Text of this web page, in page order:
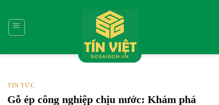
qua
nội
TIN TỨC
Gỗ ép công nghiệp chịu nước: Khám phá